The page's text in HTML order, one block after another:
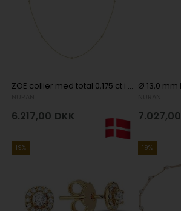
ZOE collier med total 0,175 ct i 14 kt guld
6.217,00 DKK 7.027,00
19% 19%